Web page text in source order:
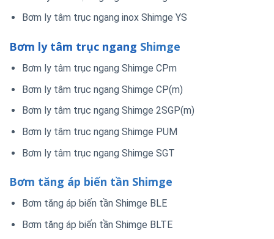
Bơm ly tâm trục ngang inox Shimge YS
Bơm ly tâm trục ngang Shimge
Bơm ly tâm trục ngang Shimge CPm
Bơm ly tâm trục ngang Shimge CP(m)
Bơm ly tâm trục ngang Shimge 2SGP(m)
Bơm ly tâm trục ngang Shimge PUM
Bơm ly tâm trục ngang Shimge SGT
Bơm tăng áp biến tần Shimge
Bơm tăng áp biến tần Shimge BLE
Bơm tăng áp biến tần Shimge BLTE